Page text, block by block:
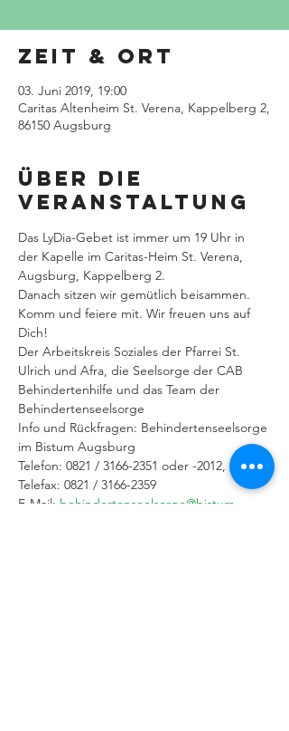
Zeit & Ort
03. Juni 2019, 19:00
Caritas Altenheim St. Verena, Kappelberg 2,
86150 Augsburg
Über die
Veranstaltung
Das LyDia-Gebet ist immer um 19 Uhr in
der Kapelle im Caritas-Heim St. Verena,
Augsburg, Kappelberg 2.
Danach sitzen wir gemütlich beisammen.
Komm und feiere mit. Wir freuen uns auf
Dich!
Der Arbeitskreis Soziales der Pfarrei St.
Ulrich und Afra, die Seelsorge der CAB
Behindertenhilfe und das Team der
Behindertenseelsorge
Info und Rückfragen: Behindertenseelsorge
im Bistum Augsburg
Telefon: 0821 / 3166-2351 oder -2012,
Telefax: 0821 / 3166-2359
E-Mail: behindertenseelsorge@bistum-